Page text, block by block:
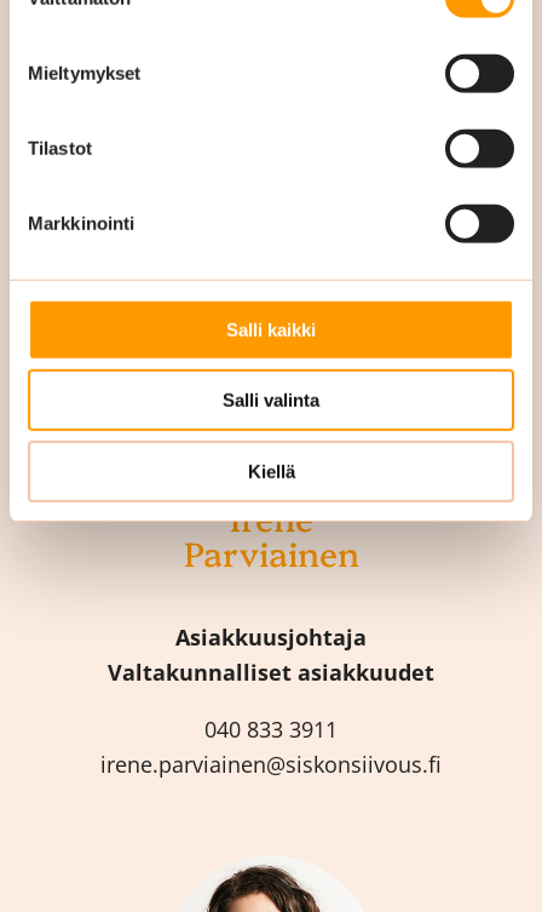
Mieltymykset
Tilastot
Markkinointi
Salli kaikki
Salli valinta
Kiellä
Irene
Parviainen
Asiakkuusjohtaja
Valtakunnalliset asiakkuudet
040 833 3911
irene.parviainen@siskonsiivous.fi